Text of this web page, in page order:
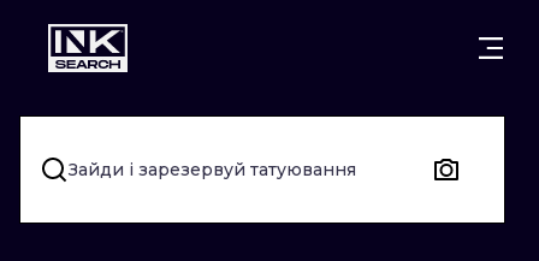
МІСТ ВАРШАВА
КРАКІВ ВРОЦЛАВ
БЕРЛІН ЛОНДОН
НАПИС
ХЭНДПОУК
Зайди і зарезервуй татуювання